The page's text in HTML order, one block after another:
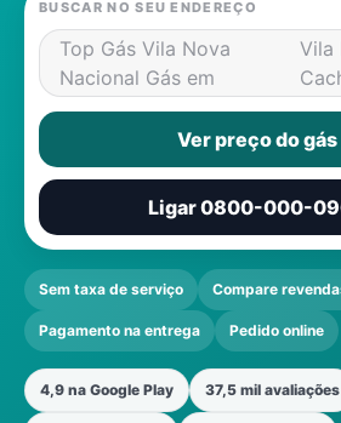
BUSCAR NO SEU ENDEREÇO
Top Gás Vila Nova
Nacional Gás em
Vila
Ver preço do gás
Ligar 0800-000-
Sem taxa de serviço Compare
Pagamento na entrega Pedido online
4,9 na Google Play 37,5 mil avaliações